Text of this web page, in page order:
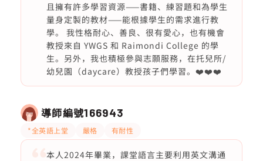
且擁有許多學習資源——書籍、練習題和為學生
量身定製的教材——能根據學生的需求進行教
學。 我性格耐心、善良、很有愛心，也有機會
教授來自 YWGS 和 Raimondi College 的學
生。另外，我也積極參與志願服務，在托兒所/
幼兒園（daycare）教授孩子們學習。❤️❤️❤️
導師編號166943
*全英語上堂 嚴格 有耐性
本人2024年畢業，課堂語言主要利用英文溝通